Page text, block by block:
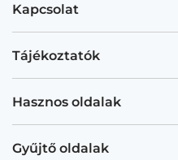
Kapcsolat
Tájékoztatók
Hasznos oldalak
Gyűjtő oldalak